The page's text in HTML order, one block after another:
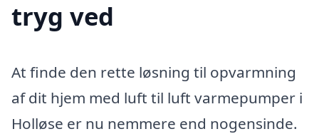
tryg ved
At finde den rette løsning til opvarmning
af dit hjem med luft til luft varmepumper i
Holløse er nu nemmere end nogensinde.